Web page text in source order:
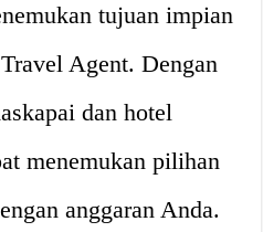
tujuan impian
Agent. Dengan
dan hotel
menemukan pilihan
anggaran Anda.